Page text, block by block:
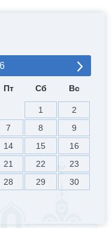
Пт Сб Вс
1
2
7 8
9
14 15
16
21 22
23
28 29
30